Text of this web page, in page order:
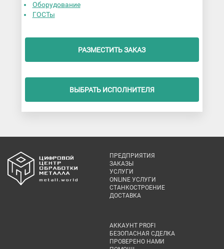
Оборудование
ГОСТы
РАЗМЕСТИТЬ ЗАКАЗ
ВЫБРАТЬ ИСПОЛНИТЕЛЯ
ПРЕДПРИЯТИЯ
ЗАКАЗЫ
УСЛУГИ
ONLINE УСЛУГИ
СТАНКОСТРОЕНИЕ
ДОСТАВКА
АККАУНТ PROFI
БЕЗОПАСНАЯ СДЕЛКА
ПРОВЕРЕНО НАМИ